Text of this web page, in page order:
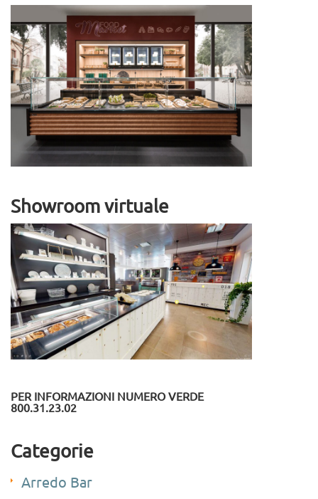
Showroom virtuale
PER INFORMAZIONI NUMERO VERDE
800.31.23.02
Categorie
Arredo Bar